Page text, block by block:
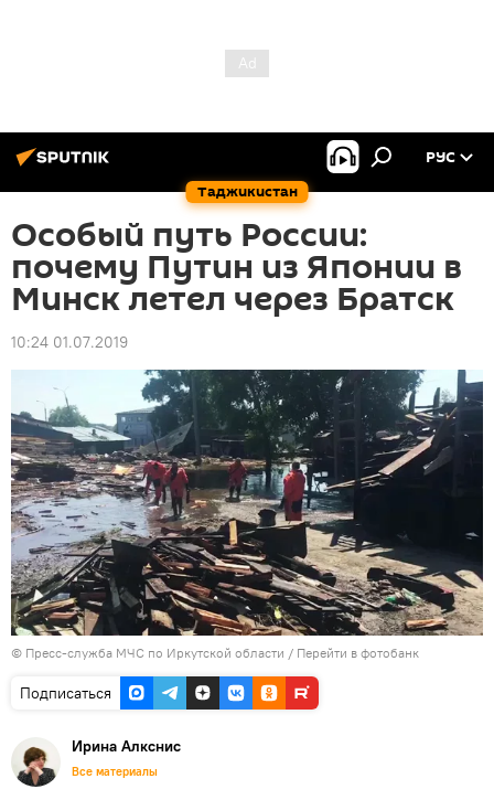
Таджикистан
РУС
Особый путь России:
почему Путин из Японии в
Минск летел через Братск
10:24 01.07.2019
© Пресс-служба МЧС по Иркутской области / Перейти в фотобанк
Подписаться
Иринa Алкснис
Все материалы